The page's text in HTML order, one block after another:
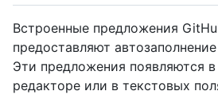
Встроенные предложения
предоставляют
Эти предложения появляются
редакторе или в текстовых